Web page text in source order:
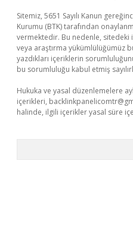
Sitemiz, 5651 Sayılı Kanun
Kurumu (BTK) tarafından
vermektedir. Bu nedenle,
veya araştırma yükümlülüğümüz
yazdıkları içeriklerin
bu sorumluluğu kabul etmiş
Hukuka ve yasal düzenlemelere
içerikleri,
halinde, ilgili içerikler yasal süre